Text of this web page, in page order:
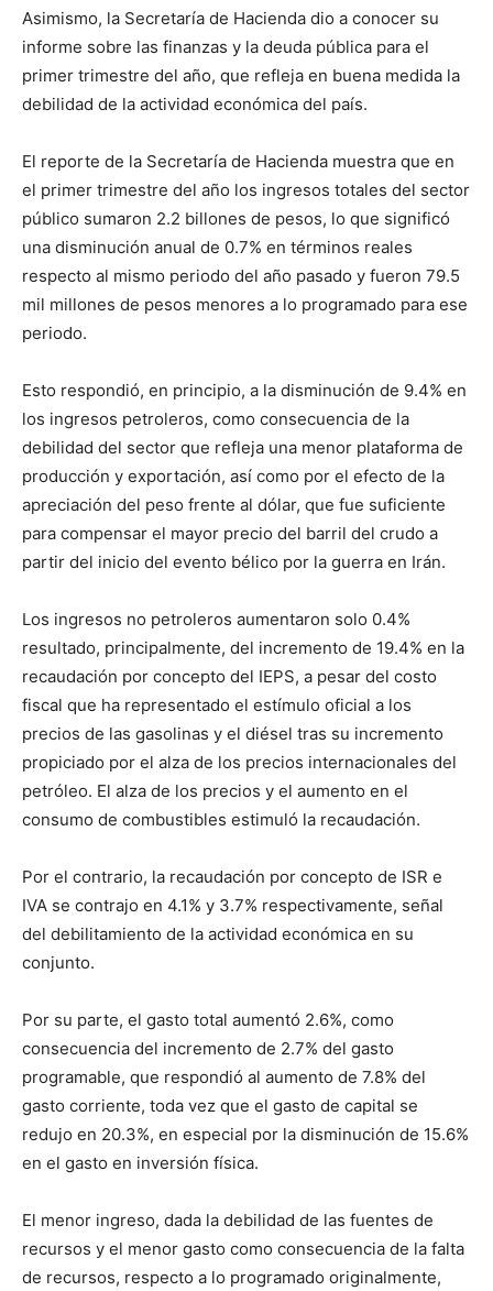
Asimismo, la Secretaría de Hacienda dio a conocer su
informe sobre las finanzas y la deuda pública para el
primer trimestre del año, que refleja en buena medida la
debilidad de la actividad económica del país.
El reporte de la Secretaría de Hacienda muestra que en
el primer trimestre del año los ingresos totales del sector
público sumaron 2.2 billones de pesos, lo que significó
una disminución anual de 0.7% en términos reales
respecto al mismo periodo del año pasado y fueron 79.5
mil millones de pesos menores a lo programado para ese
periodo.
Esto respondió, en principio, a la disminución de 9.4% en
los ingresos petroleros, como consecuencia de la
debilidad del sector que refleja una menor plataforma de
producción y exportación, así como por el efecto de la
apreciación del peso frente al dólar, que fue suficiente
para compensar el mayor precio del barril del crudo a
partir del inicio del evento bélico por la guerra en Irán.
Los ingresos no petroleros aumentaron solo 0.4%
resultado, principalmente, del incremento de 19.4% en la
recaudación por concepto del IEPS, a pesar del costo
fiscal que ha representado el estímulo oficial a los
precios de las gasolinas y el diésel tras su incremento
propiciado por el alza de los precios internacionales del
petróleo. El alza de los precios y el aumento en el
consumo de combustibles estimuló la recaudación.
Por el contrario, la recaudación por concepto de ISR e
IVA se contrajo en 4.1% y 3.7% respectivamente, señal
del debilitamiento de la actividad económica en su
conjunto.
Por su parte, el gasto total aumentó 2.6%, como
consecuencia del incremento de 2.7% del gasto
programable, que respondió al aumento de 7.8% del
gasto corriente, toda vez que el gasto de capital se
redujo en 20.3%, en especial por la disminución de 15.6%
en el gasto en inversión física.
El menor ingreso, dada la debilidad de las fuentes de
recursos y el menor gasto como consecuencia de la falta
de recursos, respecto a lo programado originalmente,